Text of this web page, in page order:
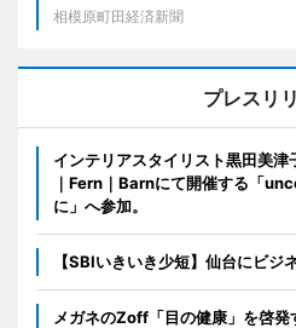
相模原町田経済新聞
プレスリ
インテリアスタイリスト黒田美
｜Fern｜Barnにて開催する「
に」へ参加。
【SBIいきいき少短】仙台にビジ
メガネのZoff「目の健康」を啓